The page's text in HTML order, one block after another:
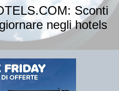
Sconti
negli hotels